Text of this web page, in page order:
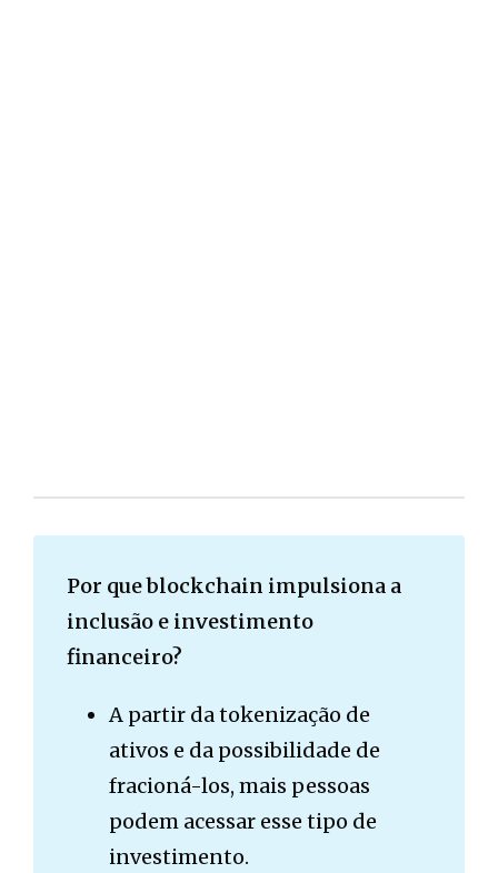
Por que blockchain impulsiona a
inclusão e investimento
financeiro?
A partir da tokenização de
ativos e da possibilidade de
fracioná-los, mais pessoas
podem acessar esse tipo de
investimento.